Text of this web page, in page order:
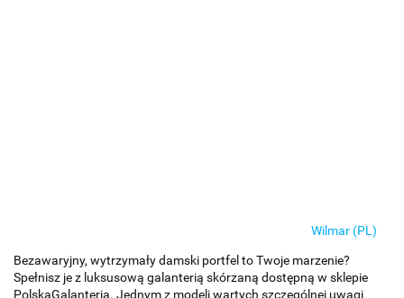
Wilmar (PL)
Bezawaryjny, wytrzymały damski portfel to Twoje marzenie?
Spełnisz je z luksusową galanterią skórzaną dostępną w sklepie
PolskaGalanteria. Jednym z modeli wartych szczególnej uwagi